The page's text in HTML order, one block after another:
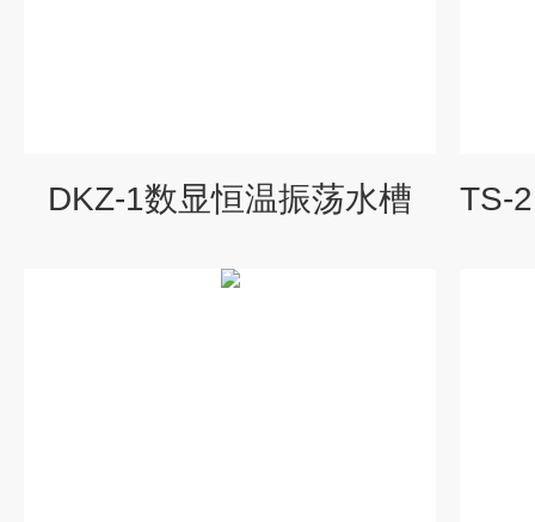
DKZ-1数显恒温振荡水槽